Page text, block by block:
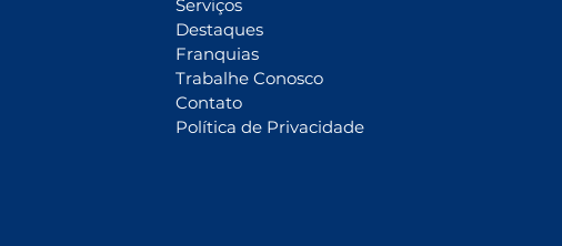
Serviços
Destaques
Franquias
Trabalhe Conosco
Contato
Política de Privacidade